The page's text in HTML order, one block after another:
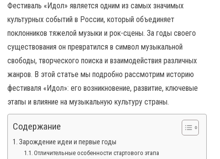
Фестиваль «Идол» является одним из самых значимых
культурных событий в России, который объединяет
поклонников тяжелой музыки и рок-сцены. За годы своего
существования он превратился в символ музыкальной
свободы, творческого поиска и взаимодействия различных
жанров. В этой статье мы подробно рассмотрим историю
фестиваля «Идол»: его возникновение, развитие, ключевые
этапы и влияние на музыкальную культуру страны.
Содержание
Зарождение идеи и первые годы
Отличительные особенности стартового этапа